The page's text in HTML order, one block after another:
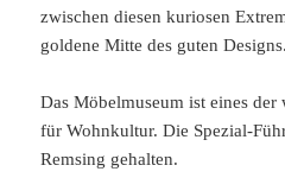
zwischen diesen kuriosen
goldene Mitte des guten Designs.
Das Möbelmuseum ist eines
für Wohnkultur. Die Spezial-
Remsing gehalten.